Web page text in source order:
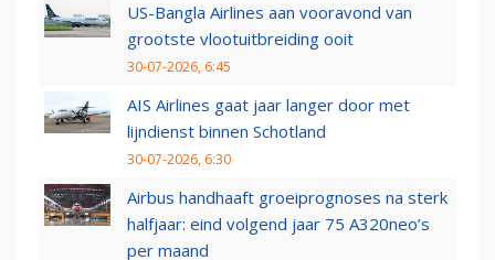
US-Bangla Airlines aan vooravond van
grootste vlootuitbreiding ooit
30-07-2026, 6:45
AIS Airlines gaat jaar langer door met
lijndienst binnen Schotland
30-07-2026, 6:30
Airbus handhaaft groeiprognoses na sterk
halfjaar: eind volgend jaar 75 A320neo’s
per maand